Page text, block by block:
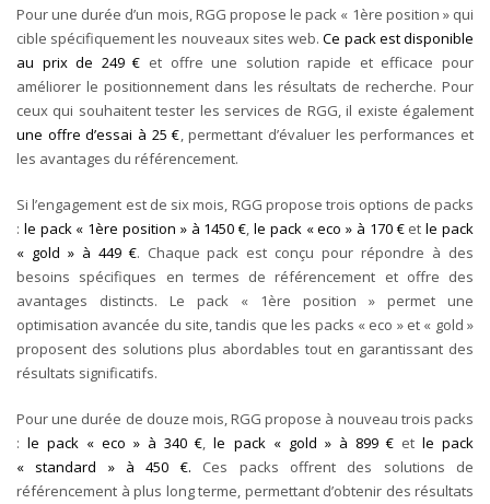
Pour une durée d’un mois, RGG propose le pack « 1ère position » qui
cible spécifiquement les nouveaux sites web. Ce pack est disponible
au prix de 249 € et offre une solution rapide et efficace pour
améliorer le positionnement dans les résultats de recherche. Pour
ceux qui souhaitent tester les services de RGG, il existe également
une offre d’essai à 25 €, permettant d’évaluer les performances et
les avantages du référencement.
Si l’engagement est de six mois, RGG propose trois options de packs
: le pack « 1ère position » à 1450 €, le pack « eco » à 170 €et le pack
« gold » à 449 €. Chaque pack est conçu pour répondre à des
besoins spécifiques en termes de référencement et offre des
avantages distincts. Le pack « 1ère position » permet une
optimisation avancée du site, tandis que les packs « eco » et « gold »
proposent des solutions plus abordables tout en garantissant des
résultats significatifs.
Pour une durée de douze mois, RGG propose à nouveau trois packs
:le pack « eco » à 340 €, le pack « gold » à 899 €et le pack
« standard » à 450 €. Ces packs offrent des solutions de
référencement à plus long terme, permettant d’obtenir des résultats